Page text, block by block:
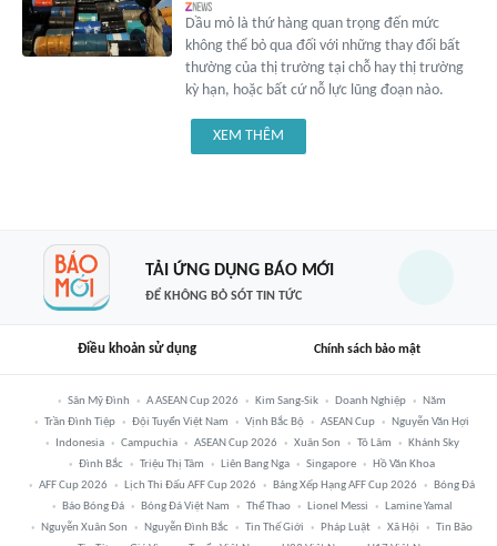
Dầu mỏ là thứ hàng quan trọng đến mức
không thể bỏ qua đối với những thay đổi bất
thường của thị trường tại chỗ hay thị trường
kỳ hạn, hoặc bất cứ nỗ lực lũng đoạn nào.
XEM THÊM
TẢI ỨNG DỤNG BÁO MỚI
ĐỂ KHÔNG BỎ SÓT TIN TỨC
Điều khoản sử dụng Chính sách bảo mật
Sân Mỹ Đình A ASEAN Cup 2026 Kim Sang-Sik Doanh Nghiệp
Năm
Trần Đình Tiệp
Đội Tuyển Việt Nam Vịnh Bắc Bộ ASEAN Cup
Nguyễn Văn Hợi
Indonesia
Campuchia ASEAN Cup 2026 Xuân Son Tô Lâm
Khánh Sky
Đình Bắc
Triệu Thị Tâm Liên Bang Nga Singapore
Hồ Văn Khoa
AFF Cup 2026
Lịch Thi Đấu AFF Cup 2026 Bảng Xếp Hạng AFF Cup 2026
Bóng Đá
Báo Bóng Đá
Bóng Đá Việt Nam Thể Thao Lionel Messi
Lamine Yamal
Nguyễn Xuân Son
Nguyễn Đình Bắc Tin Thế Giới Pháp Luật Xã Hội
Tin Bão